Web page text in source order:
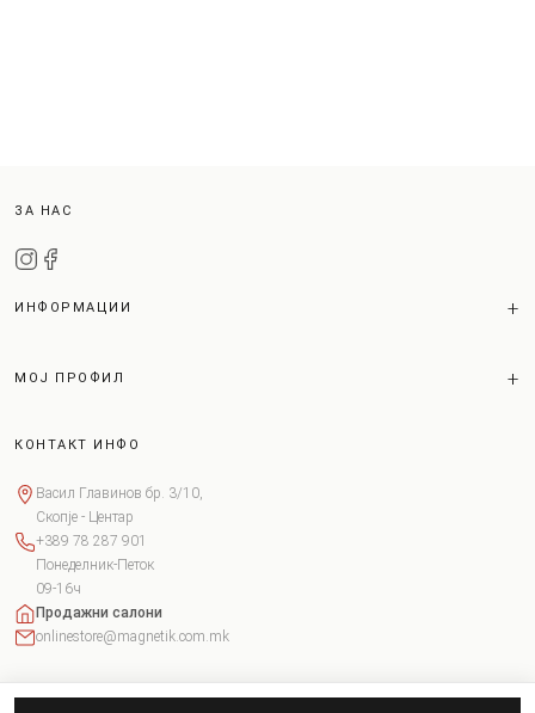
ЗА НАС
ИНФОРМАЦИИ
МОЈ ПРОФИЛ
КОНТАКТ ИНФО
Васил Главинов бр. 3/10,
Скопје - Центар
+389 78 287 901
Понеделник-Петок
09-16ч
Продажни салони
onlinestore@magnetik.com.mk